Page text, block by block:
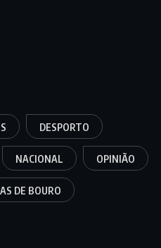
DESPORTO
NACIONAL OPINIÃO
DE BOURO